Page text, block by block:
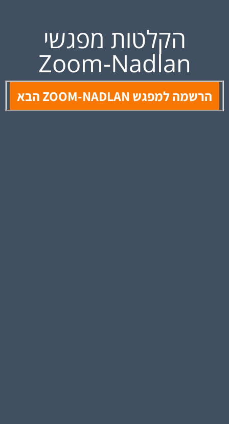
הקלטות מפגשי
Zoom-Nadlan
הרשמה למפגש ZOOM-NADLAN הבא